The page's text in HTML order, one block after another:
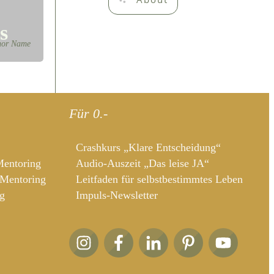
Name
Für 0.-
Crashkurs „Klare Entscheidung“
Audio-Auszeit „Das leise JA“
Leitfaden für selbstbestimmtes Leben
Impuls-Newsletter